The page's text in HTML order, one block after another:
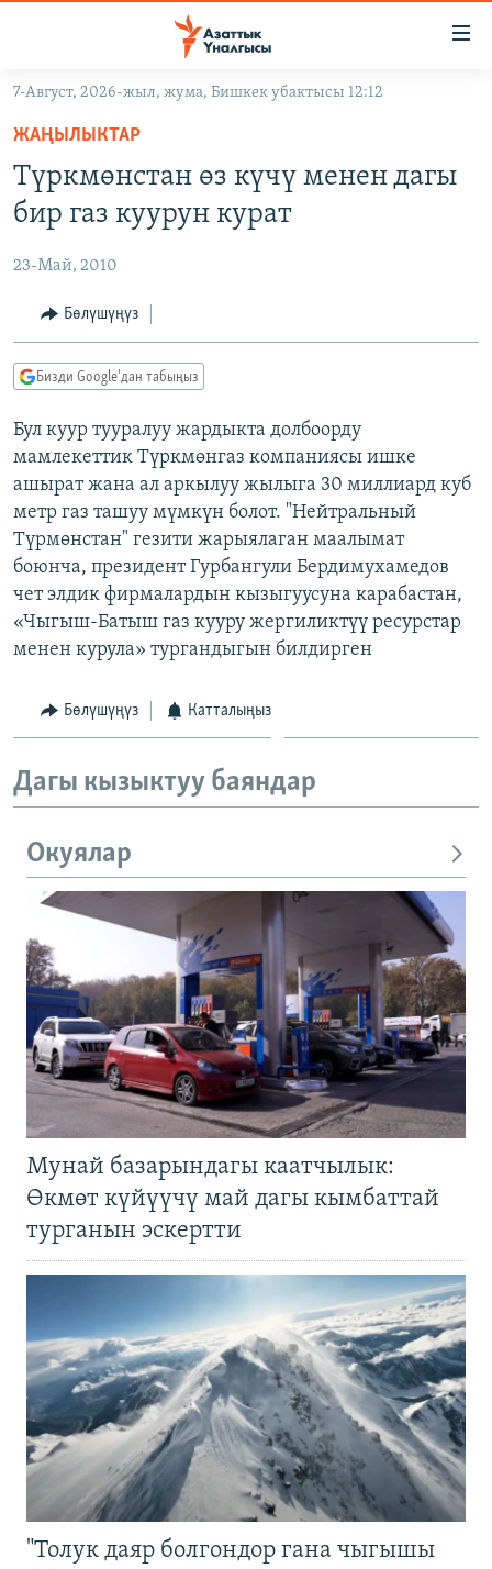
Навигацияга
өтүңүз
Издөөгө
салыңызКЫРГЫЗСТАН
ЭКОНОМИКА
МАДАНИЯТ
ДҮЙНӨ
БОРБОР АЗИЯ
УКРАИНА
АТАЙЫН ИЛИКТӨӨ
ТВ ПРОГРАММАЛАР
ЭКСПЕРТТЕР ТАЛДАЙТ
БИЗ ЖАНА ДҮЙНӨ
ЭЖЕ-СИҢДИЛЕР
АЗАТТЫК+
ЫҢГАЙСЫЗ СУРООЛОР
ӨЗГӨЧӨ ПИКИР
Русский
ОНЛАЙН ШЕРИНЕ
ЭЕ/АРнун бардык сайттары
7-Август, 2026-жыл, жума, Бишкек убактысы 12:12
ЖАҢЫЛЫКТАР
Түркмөнстан өз күчү менен дагы
бир газ куурун курат
23-Май, 2010
Бөлүшүңүз
Бизди Google'дан табыңыз
Бул куур тууралуу жардыкта долбоорду
мамлекеттик Түркмөнгаз компаниясы ишке
ашырат жана ал аркылуу жылыга 30 миллиард куб
метр газ ташуу мүмкүн болот. "Нейтральный
Түрмөнстан" гезити жарыялаган маалымат
боюнча, президент Гурбангули Бердимухамедов
чет элдик фирмалардын кызыгуусуна карабастан,
«Чыгыш-Батыш газ кууру жергиликтүү ресурстар
менен курула» тургандыгын билдирген
Бөлүшүңүз Катталыңыз
Дагы кызыктуу баяндар
Окуялар
Мунай базарындагы каатчылык:
Өкмөт күйүүчү май дагы кымбаттай
турганын эскертти
"Толук даяр болгондор гана чыгышы